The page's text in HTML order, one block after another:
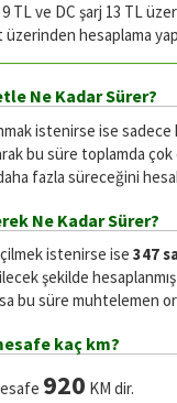
TL ve DC şarj 13 TL
hesaplama
Ne Kadar Sürer?
istenirse ise
bu süre toplamda
fazla süreceğini
Ne Kadar Sürer?
istenirse ise 347
şekilde
bu süre muhtelemen
kaç km?
920 KM dir.